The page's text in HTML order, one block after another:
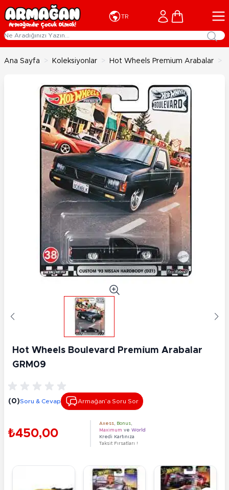
İçeriğe geç
TR Cart
Ana Sayfa > Koleksiyonlar > Hot Wheels Premium Arabalar >
Hot Wheels Boulevard Premi̇um Arabalar
GRM09
(0)Soru & Cevap Armağan’a Soru Sor
₺450,00
Axess Bonus
Maximum ve World
Kredi Kartınıza
Taksit Fırsatları !